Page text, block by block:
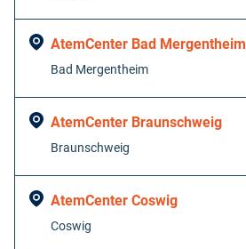
AtemCenter Bad Mergentheim
Bad Mergentheim
AtemCenter Braunschweig
Braunschweig
AtemCenter Coswig
Coswig